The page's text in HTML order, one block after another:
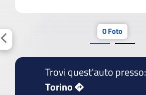
0 Foto
Trovi quest'auto presso:
Torino